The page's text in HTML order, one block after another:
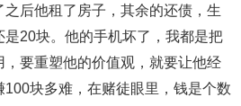
后他租了房子，其余的还债，生
20块。他的手机坏了，我都是把
要重塑他的价值观，就要让他经
100块多难，在赌徒眼里，钱是个数